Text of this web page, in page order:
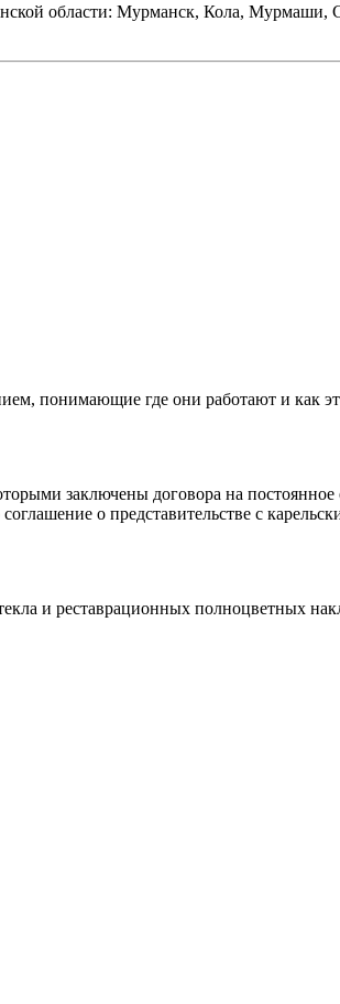
области: Мурманск, Кола,
понимающие где они работают и как
заключены договора на
о представительстве с
и реставрационных полноцветных